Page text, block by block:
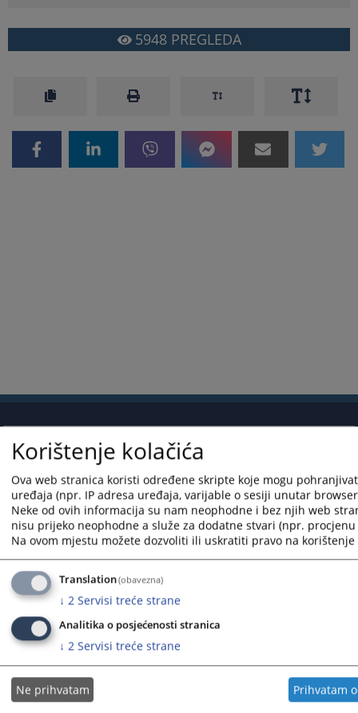
5948PREGLEDA
Korisni linkovi
Pomoć za korištenje
Mapa stranice
Pravila privatnosti
Redizajn web stranice je finansirala Evropska unija. Za njen sadržaj isključivo je odgovorno
Visoko sudsko i tužilačko vijeće BiH i ona ne odražava nužno stavove Evropske unije.
Korištenje kolačića
Ova web stranica koristi određene skripte koje mogu
uređaja (npr. IP adresa uređaja, varijable o sesiji unutar
Neke od ovih informacija su nam neophodne i bez njih web
nisu prijeko neophodne a služe za dodatne stvari (npr.
Na ovom mjestu možete dozvoliti ili uskratiti pravo na
Translation(obavezna)
↓ 2 Servisi treće strane
Analitika o posjećenosti stranica
↓ 2 Servisi treće strane
Ne prihvatam Prihvatam